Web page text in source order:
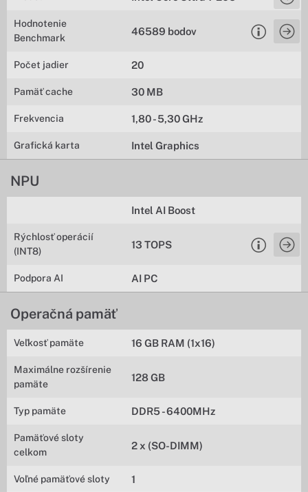
Hodnotenie
Benchmark
46589 bodov
Počet jadier 20
Pamäť cache 30 MB
Frekvencia 1,80 - 5,30 GHz
Grafická karta Intel Graphics
NPU
Intel AI Boost
Rýchlosť operácií
(INT8)
13 TOPS
Podpora AI AI PC
Operačná pamäť
Veľkosť pamäte 16 GB RAM (1x16)
Maximálne rozšírenie
pamäte
128 GB
Typ pamäte DDR5 - 6400MHz
Pamäťové sloty
celkom
2 x (SO-DIMM)
Voľné pamäťové sloty 1